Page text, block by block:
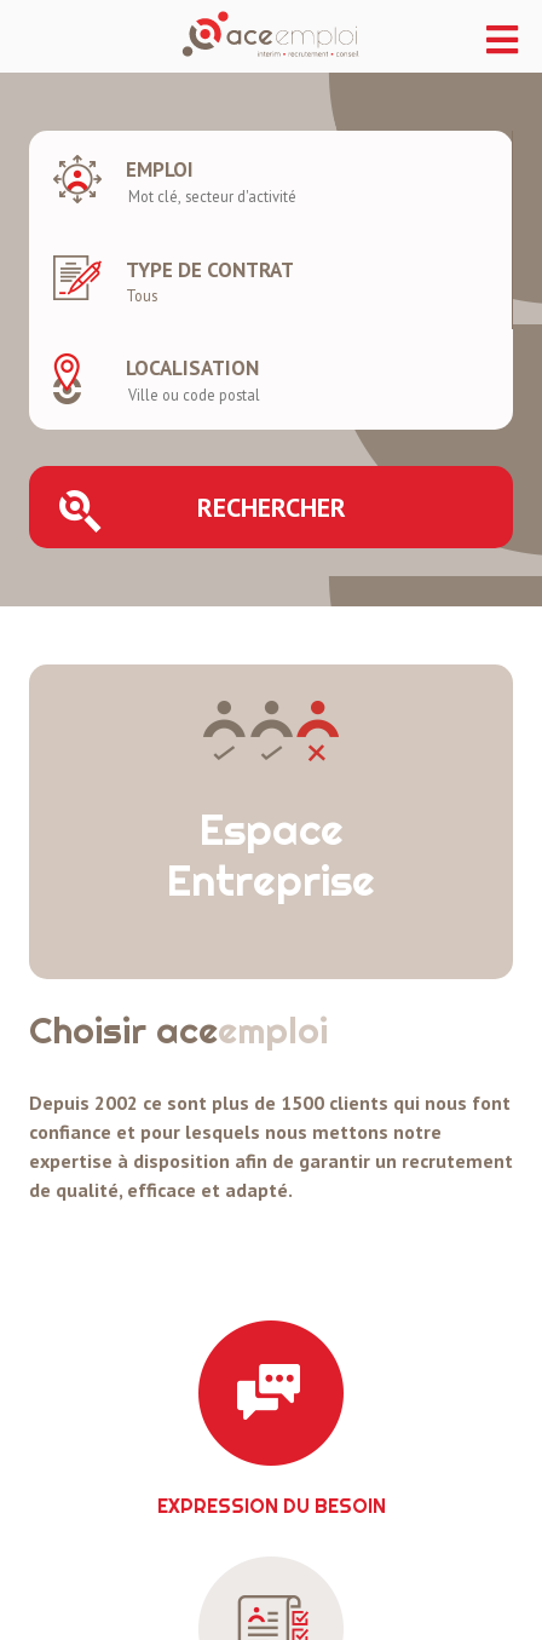
EMPLOI
TYPE DE CONTRAT
LOCALISATION
RECHERCHER
Espace
Entreprise
Choisir aceemploi
Depuis 2002 ce sont plus de 1500 clients qui nous font
confiance et pour lesquels nous mettons notre
expertise à disposition afin de garantir un recrutement
de qualité, efficace et adapté.
EXPRESSION DU BESOIN